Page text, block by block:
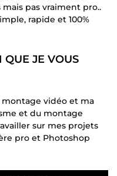
pas vraiment pro..
rapide et 100%
QUE JE VOUS
vidéo et ma
et du montage
sur mes projets
pro et Photoshop